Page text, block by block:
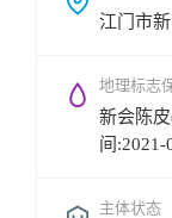
江门市
地理标志
新会陈
间:2021-
主体状态